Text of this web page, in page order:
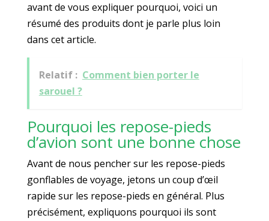
avant de vous expliquer pourquoi, voici un
résumé des produits dont je parle plus loin
dans cet article.
Relatif : Comment bien porter le
sarouel ?
Pourquoi les repose-pieds
d’avion sont une bonne chose
Avant de nous pencher sur les repose-pieds
gonflables de voyage, jetons un coup d’œil
rapide sur les repose-pieds en général. Plus
précisément, expliquons pourquoi ils sont